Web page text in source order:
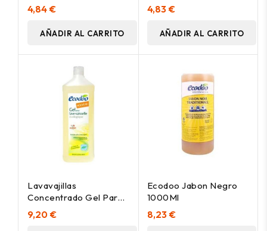
4,84 €
AÑADIR AL CARRITO
4,83 €
AÑADIR AL CARRITO
Lavavajillas
Concentrado Gel Para
Maquina 1L.
9,20 €
Ecodoo Jabon Negro
1000Ml
8,23 €